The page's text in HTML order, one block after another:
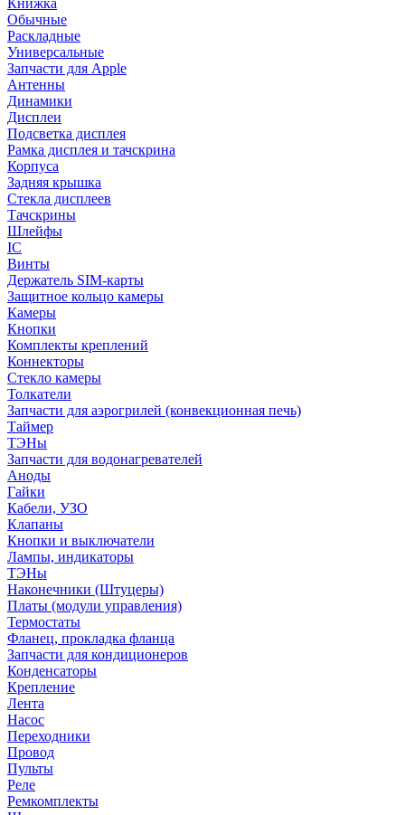
Книжка
Обычные
Раскладные
Универсальные
Запчасти для Apple
Антенны
Динамики
Дисплеи
Подсветка дисплея
Рамка дисплея и тачскрина
Корпуса
Задняя крышка
Стекла дисплеев
Тачскрины
Шлейфы
IC
Винты
Держатель SIM-карты
Защитное кольцо камеры
Камеры
Кнопки
Комплекты креплений
Коннекторы
Стекло камеры
Толкатели
Запчасти для аэрогрилей (конвекционная печь)
Таймер
ТЭНы
Запчасти для водонагревателей
Аноды
Гайки
Кабели, УЗО
Клапаны
Кнопки и выключатели
Лампы, индикаторы
ТЭНы
Наконечники (Штуцеры)
Платы (модули управления)
Термостаты
Фланец, прокладка фланца
Запчасти для кондиционеров
Конденсаторы
Крепление
Лента
Насос
Переходники
Провод
Пульты
Реле
Ремкомплекты